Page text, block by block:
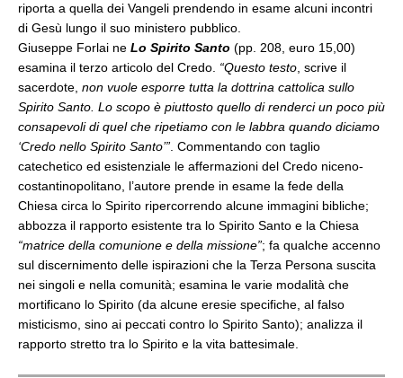
riporta a quella dei Vangeli prendendo in esame alcuni incontri
di Gesù lungo il suo ministero pubblico.
Giuseppe Forlai ne Lo Spirito Santo (pp. 208, euro 15,00)
esamina il terzo articolo del Credo. “Questo testo , scrive il
sacerdote, non vuole esporre tutta la dottrina cattolica sullo
Spirito Santo. Lo scopo è piuttosto quello di renderci un poco più
consapevoli di quel che ripetiamo con le labbra quando diciamo
‘Credo nello Spirito Santo’” . Commentando con taglio
catechetico ed esistenziale le affermazioni del Credo niceno-
costantinopolitano, l’autore prende in esame la fede della
Chiesa circa lo Spirito ripercorrendo alcune immagini bibliche;
abbozza il rapporto esistente tra lo Spirito Santo e la Chiesa
“matrice della comunione e della missione”; fa qualche accenno
sul discernimento delle ispirazioni che la Terza Persona suscita
nei singoli e nella comunità; esamina le varie modalità che
mortificano lo Spirito (da alcune eresie specifiche, al falso
misticismo, sino ai peccati contro lo Spirito Santo); analizza il
rapporto stretto tra lo Spirito e la vita battesimale.